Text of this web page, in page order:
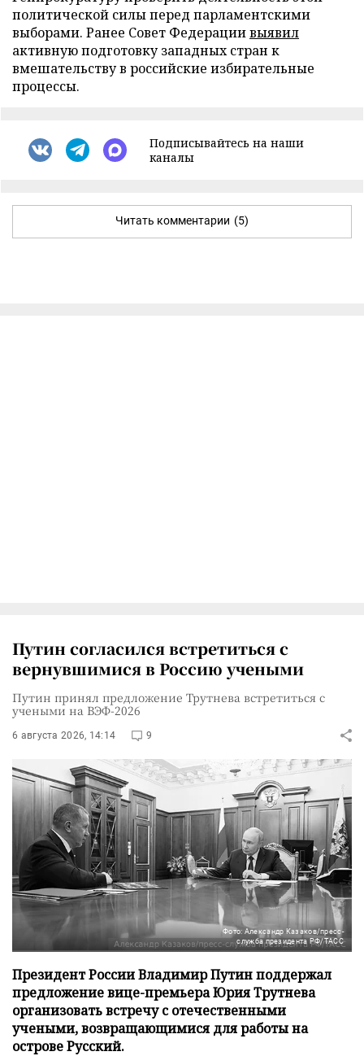
политической силы перед парламентскими
выборами. Ранее Совет Федерациивыявил
активную подготовку западных стран к
вмешательству в российские избирательные
процессы.
Подписывайтесь на наши
каналы
Читать комментарии (5)
Путин согласился встретиться с
вернувшимися в Россию учеными
Путин принял предложение Трутнева встретиться с
учеными на ВЭФ-2026
6 августа 2026, 14:14 9
Фото: Александр Казаков/пресс-
служба президента РФ/ТАСС
Президент России Владимир Путин поддержал
предложение вице-премьера Юрия Трутнева
организовать встречу с отечественными
учеными, возвращающимися для работы на
острове Русский.